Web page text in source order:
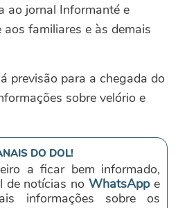
ao jornal Informanté e
familiares e às demais
previsão para a chegada do
sobre velório e
DO DOL!
a ficar bem informado,
de notícias noWhatsAppe
informações sobre os